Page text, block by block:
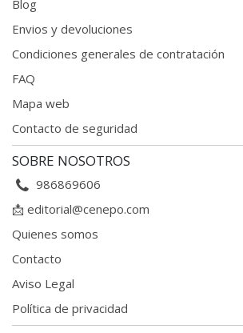
Blog
Envios y devoluciones
Condiciones generales de contratación
FAQ
Mapa web
Contacto de seguridad
SOBRE NOSOTROS
986869606
📩 editorial@cenepo.com
Quienes somos
Contacto
Aviso Legal
Política de privacidad